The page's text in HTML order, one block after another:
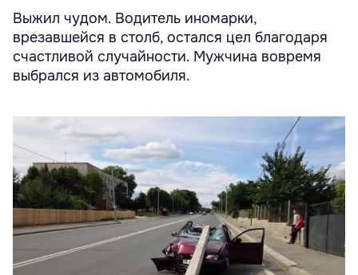
Выжил чудом. Водитель иномарки,
врезавшейся в столб, остался цел благодаря
счастливой случайности. Мужчина вовремя
выбрался из автомобиля.